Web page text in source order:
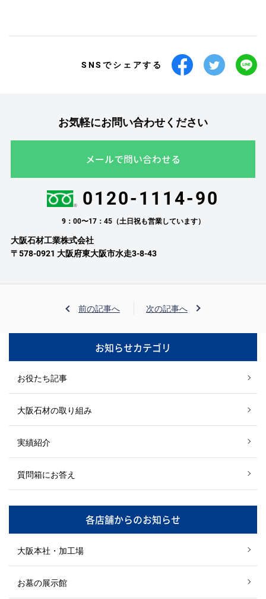
SNSでシェアする
お気軽にお問い合わせください
メールで問い合わせる
0120-1114-90
9：00〜17：45（土日祝も営業しています）
大阪石材工業株式会社
〒578-0921 大阪府東大阪市水走3-8-43
前の記事へ 次の記事へ
お知らせカテゴリ
お役たち記事
大阪石材の取り組み
実績紹介
質問箱にお答え
各店舗からのお知らせ
大阪本社・加工場
お墓の展示館